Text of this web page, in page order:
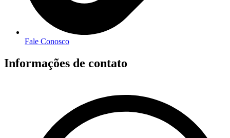
Fale Conosco
Informações de contato